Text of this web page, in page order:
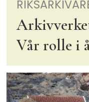
Vår rolle i